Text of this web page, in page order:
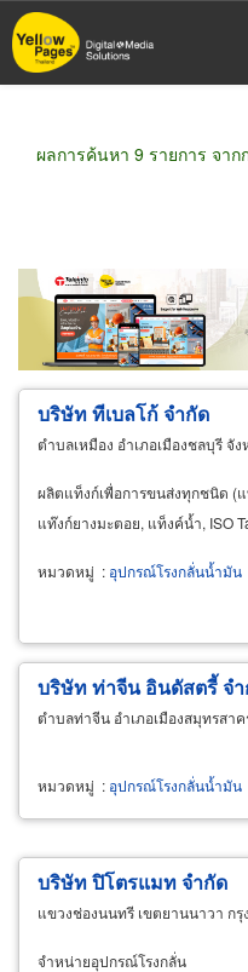
ข้าม
ไป
ผลการค้นหา 9 รายการ จาก
ขายส่ง ขายปลีก
ผู้ส่งออก/นำเข้า
ธุ
บริษัท ทีเบลโก้ จำกัด
ตำบลเหมือง อำเภอเมืองชลบุรี จั
ผลิตแท็งก์เพื่อการขนส่งทุกชนิด (
แท๊งก์ยางมะตอย, แท็งค์น้ำ, ISO
หมวดหมู่ : อุปกรณ์โรงกลั่นน้ำมัน
บริษัท ท่าจีน อินดัสตรี้ จ
ตำบลท่าจีน อำเภอเมืองสมุทรสา
หมวดหมู่ : อุปกรณ์โรงกลั่นน้ำมัน
บริษัท ปิโตรแมท จำกัด
แขวงช่องนนทรี เขตยานนาวา ก
จำหน่ายอุปกรณ์โรงกลั่น